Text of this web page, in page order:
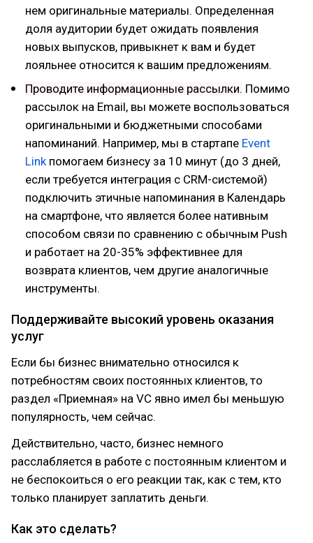
нем оригинальные материалы. Определенная
доля аудитории будет ожидать появления
новых выпусков, привыкнет к вам и будет
лояльнее относится к вашим предложениям.
Проводите информационные рассылки. Помимо
рассылок на Email, вы можете воспользоваться
оригинальными и бюджетными способами
напоминаний. Например, мы в стартапе Event
Link помогаем бизнесу за 10 минут (до 3 дней,
если требуется интеграция с CRM-системой)
подключить этичные напоминания в Календарь
на смартфоне, что является более нативным
способом связи по сравнению с обычным Push
и работает на 20-35% эффективнее для
возврата клиентов, чем другие аналогичные
инструменты.
Поддерживайте высокий уровень оказания
услуг
Если бы бизнес внимательно относился к
потребностям своих постоянных клиентов, то
раздел «Приемная» на VC явно имел бы меньшую
популярность, чем сейчас.
Действительно, часто, бизнес немного
расслабляется в работе с постоянным клиентом и
не беспокоиться о его реакции так, как с тем, кто
только планирует заплатить деньги.
Как это сделать?